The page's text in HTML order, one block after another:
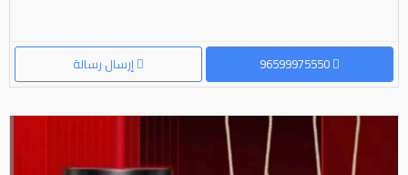
إرسال رسالة